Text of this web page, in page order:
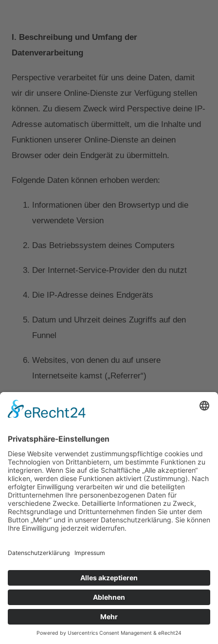
I. Beschreibung und Umfang der
Datenverarbeitung
Perspective verarbeitet für uns deine Daten, damit
wir dir unsere Online-Dienste zur Verfügung stellen
können. Zu diesem Zweck wird Perspective deine IP-
Adresse automatisch übermittelt, um die Inhalte und
Funktionen unserer Online-Dienste an deinen
Browser oder dein Endgerät zu übermitteln.
Folgende Daten können erhoben werden:
Informationen über den Browsertyp und die
verwendete Version
Das Betriebssystem deines Computers
Der Internet-Service-Provider den du nutzt
Die IP-Adresse deines Endgeräts
Datum und Uhrzeit deines Zugriffs auf den
Funnel
Websites, von denen du auf unsere
Internetseite kamst („Referrer“)
II. Rechtsgrundlage für die Datenverarbeitung
sog. Logfiles (Protokolldateien). Dies erfolgt zur
Sicherstellung
der Gewährleistung eines reibungslosen
Verbindungsaufbaus der Website,
der Gewährleistung einer komfortablen Nutzung
stabilität sowie
zu weiteren administrativen Zwecken.
Die vorübergehende Speicherung der IP-Adresse